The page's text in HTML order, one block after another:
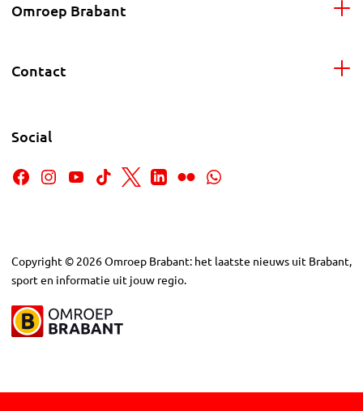
Omroep Brabant
Contact
Social
Copyright © 2026Omroep Brabant: het laatste nieuws uit Brabant,
sport en informatie uit jouw regio.